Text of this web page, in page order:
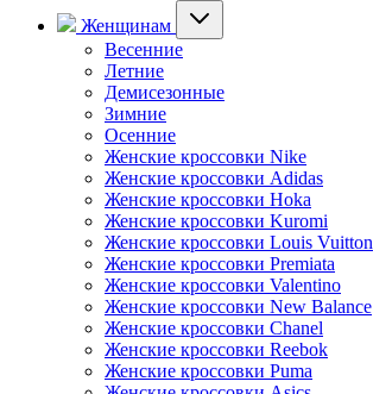
Женщинам
Весенние
Летние
Демисезонные
Зимние
Осенние
Женские кроссовки Nike
Женские кроссовки Adidas
Женские кроссовки Hoka
Женские кроссовки Kuromi
Женские кроссовки Louis Vuitton
Женские кроссовки Premiata
Женские кроссовки Valentino
Женские кроссовки New Balance
Женские кроссовки Chanel
Женские кроссовки Reebok
Женские кроссовки Puma